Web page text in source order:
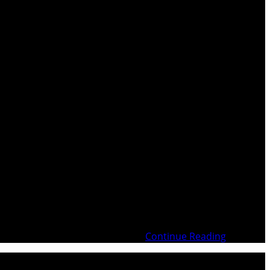
Continue Reading